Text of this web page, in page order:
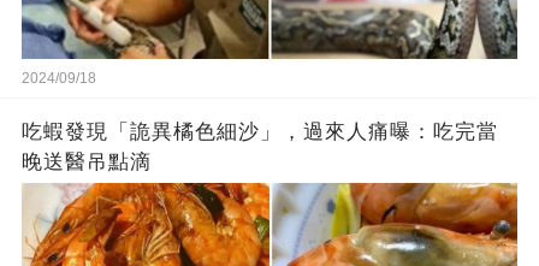
2024/09/18
吃蝦發現「詭異橘色細沙」，過來人痛曝：吃完當
晚送醫吊點滴